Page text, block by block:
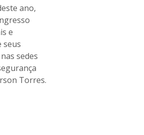
ano,
e
seus
sedes
Torres.